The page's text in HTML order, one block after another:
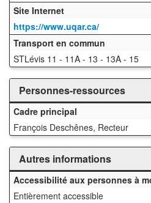
Site Internet
https://www.uqar.ca/
Transport en commun
STLévis 11 - 11A - 13 - 13A - 15
Personnes-ressources
Cadre principal
François Deschênes, Recteur
Autres informations
Accessibilité aux personnes à
Entièrement accessible